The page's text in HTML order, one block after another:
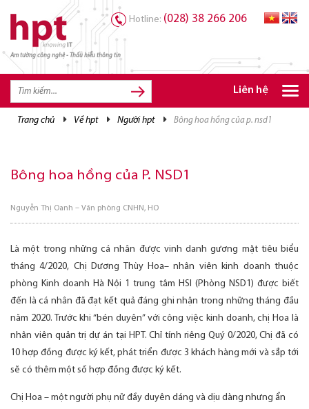
Am tường công nghệ - Thấu hiểu thông tin
Hotline: (028) 38 266 206
Liên hệ
trang chủ về hpt người hpt bông hoa hồng của p. nsd1
Bông hoa hồng của P. NSD1
Nguyễn Thị Oanh – Văn phòng CNHN, HO
Là một trong những cá nhân được vinh danh gương mặt tiêu biểu
tháng 4/2020, Chị Dương Thùy Hoa– nhân viên kinh doanh thuộc
phòng Kinh doanh Hà Nội 1 trung tâm HSI (Phòng NSD1) được biết
đến là cá nhân đã đạt kết quả đáng ghi nhận trong những tháng đầu
năm 2020. Trước khi “bén duyên” với công việc kinh doanh, chị Hoa là
nhân viên quản trị dự án tại HPT. Chỉ tính riêng Quý 0/2020, Chị đã có
10 hợp đồng được ký kết, phát triển được 3 khách hàng mới và sắp tới
sẽ có thêm một số hợp đồng được ký kết.
Chị Hoa – một người phụ nữ đầy duyên dáng và dịu dàng nhưng ẩn
TRANG CHỦ
TRANG CHỦ